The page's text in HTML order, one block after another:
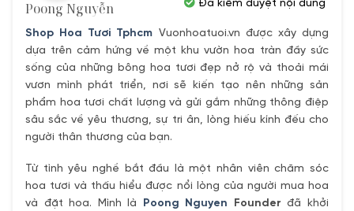
Poong Nguyễn
Shop Hoa Tươi Tphcm Vuonhoatuoi.vn được xây dựng
dựa trên cảm hứng về một khu vườn hoa tràn đầy sức
sống của những bông hoa tươi đẹp nở rộ và thoải mái
vươn mình phát triển, nơi sẽ kiến tạo nên những sản
phẩm hoa tươi chất lượng và gửi gắm những thông điệp
sâu sắc về yêu thương, sự tri ân, lòng hiếu kính đếu cho
người thân thương của bạn.
Từ tình yêu nghề bắt đầu là một nhân viên chăm sóc
hoa tươi và thấu hiểu được nổi lòng của người mua hoa
và đặt hoa. Mình là Poong Nguyen Founder đã khởi
Đã kiểm duyệt nội dung